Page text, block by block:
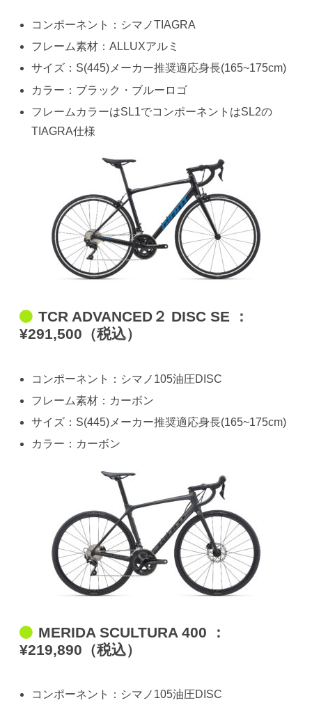
コンポーネント：シマノTIAGRA
フレーム素材：ALLUXアルミ
サイズ：S(445)メーカー推奨適応身長(165~175cm)
カラー：ブラック・ブルーロゴ
フレームカラーはSL1でコンポーネントはSL2の
TIAGRA仕様
TCR ADVANCED２ DISC SE ：
¥291,500（税込）
コンポーネント：シマノ105油圧DISC
フレーム素材：カーボン
サイズ：S(445)メーカー推奨適応身長(165~175cm)
カラー：カーボン
MERIDA SCULTURA 400 ：
¥219,890（税込）
コンポーネント：シマノ105油圧DISC